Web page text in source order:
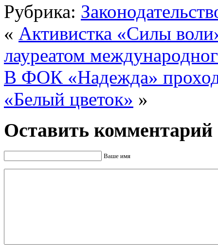
Рубрика:
« Активистка «Силы
лауреатом
В ФОК «Надежда»
«Белый цветок» »
Оставить комментарий
Ваше имя